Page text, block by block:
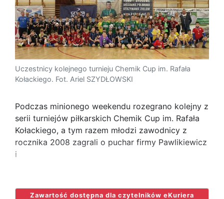
Uczestnicy kolejnego turnieju Chemik Cup im. Rafała
Kołackiego. Fot. Ariel SZYDŁOWSKI
Podczas minionego weekendu rozegrano kolejny z
serii turniejów piłkarskich Chemik Cup im. Rafała
Kołackiego, a tym razem młodzi zawodnicy z
rocznika 2008 zagrali o puchar firmy Pawlikiewicz
i
Zawartość dostępna dla czytelników eKuriera